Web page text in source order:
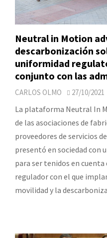
Neutral in Motion
descarbonización
uniformidad
conjunto con las
CARLOS OLMO 27/10/2021
La plataforma Neutral In
de las asociaciones de
proveedores de servicios
presentó en sociedad con
para ser tenidos en
regulador con el que
movilidad y la